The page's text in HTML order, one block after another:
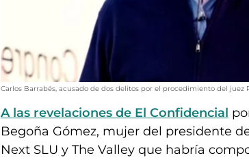
Carlos Barrabés, acusado de dos delitos por el procedimiento del juez
A las revelaciones de El Confidencial
Begoña Gómez, mujer del presidente
Next SLU y The Valley que habría